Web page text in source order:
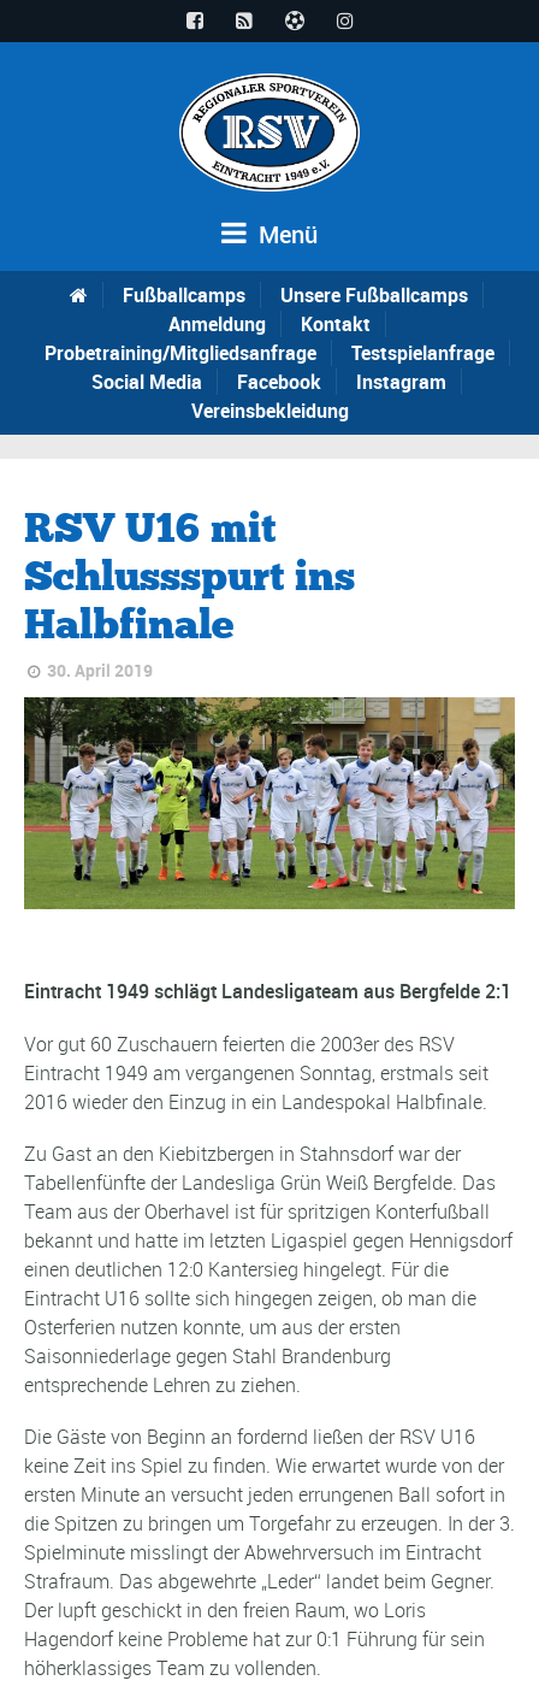
Menü
Fußballcamps
Unsere Fußballcamps
Anmeldung
Kontakt
Probetraining/Mitgliedsanfrage
Testspielanfrage
Social Media
Facebook
Instagram
Vereinsbekleidung
RSV U16 mit
Schlussspurt ins
Halbfinale
30. April 2019
Eintracht 1949 schlägt Landesligateam aus Bergfelde 2:1
Vor gut 60 Zuschauern feierten die 2003er des RSV
Eintracht 1949 am vergangenen Sonntag, erstmals seit
2016 wieder den Einzug in ein Landespokal Halbfinale.
Zu Gast an den Kiebitzbergen in Stahnsdorf war der
Tabellenfünfte der Landesliga Grün Weiß Bergfelde. Das
Team aus der Oberhavel ist für spritzigen Konterfußball
bekannt und hatte im letzten Ligaspiel gegen Hennigsdorf
einen deutlichen 12:0 Kantersieg hingelegt. Für die
Eintracht U16 sollte sich hingegen zeigen, ob man die
Osterferien nutzen konnte, um aus der ersten
Saisonniederlage gegen Stahl Brandenburg
entsprechende Lehren zu ziehen.
Die Gäste von Beginn an fordernd ließen der RSV U16
keine Zeit ins Spiel zu finden. Wie erwartet wurde von der
ersten Minute an versucht jeden errungenen Ball sofort in
die Spitzen zu bringen um Torgefahr zu erzeugen. In der 3.
Spielminute misslingt der Abwehrversuch im Eintracht
Strafraum. Das abgewehrte „Leder“ landet beim Gegner.
Der lupft geschickt in den freien Raum, wo Loris
Hagendorf keine Probleme hat zur 0:1 Führung für sein
höherklassiges Team zu vollenden.